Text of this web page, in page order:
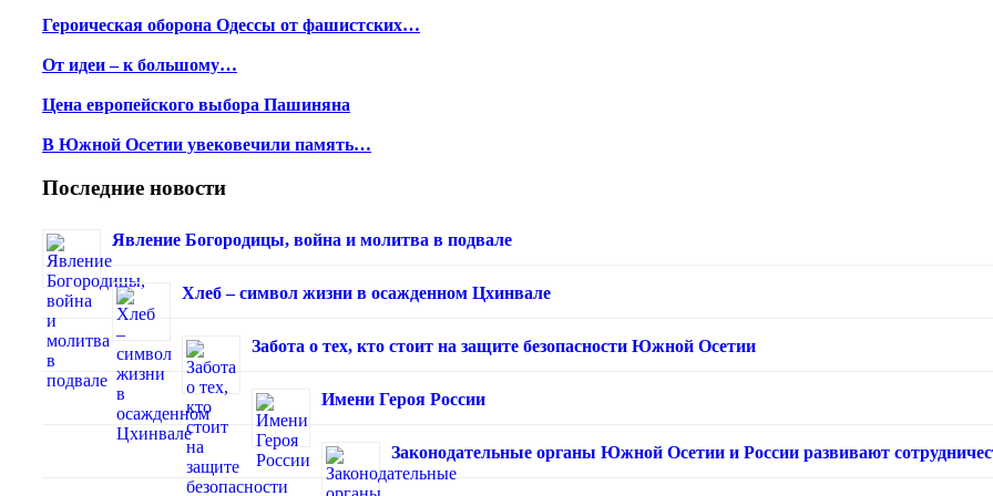
Героическая оборона Одессы от фашистских…
От идеи – к большому…
Цена европейского выбора Пашиняна
В Южной Осетии увековечили память…
Последние новости
Явление Богородицы, война и молитва в подвале
Хлеб – символ жизни в осажденном Цхинвале
Забота о тех, кто стоит на защите безопасности Южной Осетии
Имени Героя России
Законодательные органы Южной Осетии и России развивают